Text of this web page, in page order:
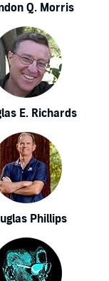
Q. Morris
E. Richards
Phillips